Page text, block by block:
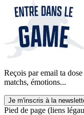
Reçois par email ta
matchs, émotions...
Je m'inscris à la
Pied de page (liens